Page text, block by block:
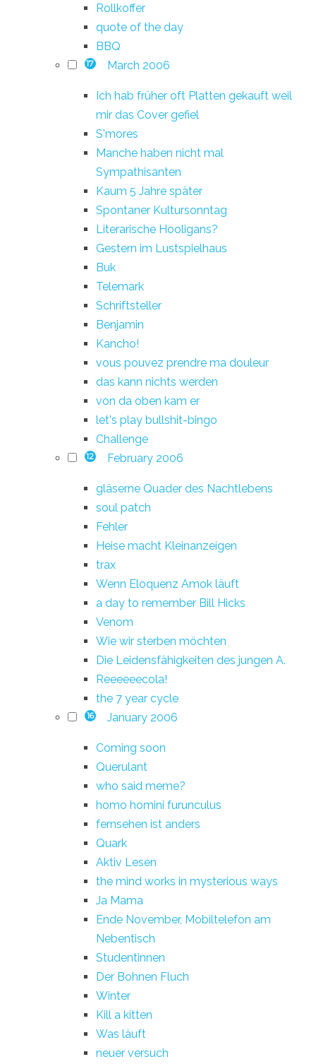
Rollkoffer
quote of the day
BBQ
17 March 2006
Ich hab früher oft Platten gekauft weil
mir das Cover gefiel
S'mores
Manche haben nicht mal
Sympathisanten
Kaum 5 Jahre später
Spontaner Kultursonntag
Literarische Hooligans?
Gestern im Lustspielhaus
Buk
Telemark
Schriftsteller
Benjamin
Kancho!
vous pouvez prendre ma douleur
das kann nichts werden
von da oben kam er
let's play bullshit-bingo
Challenge
12 February 2006
gläserne Quader des Nachtlebens
soul patch
Fehler
Heise macht Kleinanzeigen
trax
Wenn Eloquenz Amok läuft
a day to remember Bill Hicks
Venom
Wie wir sterben möchten
Die Leidensfähigkeiten des jungen A.
Reeeeeecola!
the 7 year cycle
16 January 2006
Coming soon
Querulant
who said meme?
homo homini furunculus
fernsehen ist anders
Quark
Aktiv Lesen
the mind works in mysterious ways
Ja Mama
Ende November, Mobiltelefon am
Nebentisch
Studentinnen
Der Bohnen Fluch
Winter
Kill a kitten
Was läuft
neuer versuch